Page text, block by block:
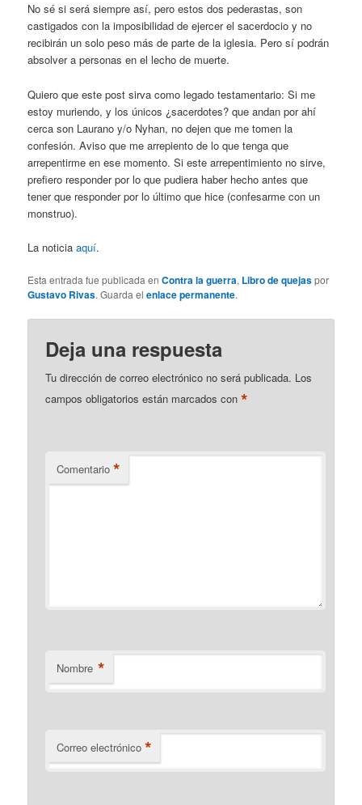
No sé si será siempre así, pero estos dos pederastas, son
castigados con la imposibilidad de ejercer el sacerdocio y no
recibirán un solo peso más de parte de la iglesia. Pero sí podrán
absolver a personas en el lecho de muerte.
Quiero que este post sirva como legado testamentario: Si me
estoy muriendo, y los únicos ¿sacerdotes? que andan por ahí
cerca son Laurano y/o Nyhan, no dejen que me tomen la
confesión. Aviso que me arrepiento de lo que tenga que
arrepentirme en ese momento. Si este arrepentimiento no sirve,
prefiero responder por lo que pudiera haber hecho antes que
tener que responder por lo último que hice (confesarme con un
monstruo).
La noticiaaquí.
Esta entrada fue publicada enContra la guerra, Libro de quejaspor
Gustavo Rivas. Guarda elenlace permanente.
Deja una respuesta
Tu dirección de correo electrónico no será publicada. Los
campos obligatorios están marcados con*
Comentario *
Nombre *
Correo electrónico *